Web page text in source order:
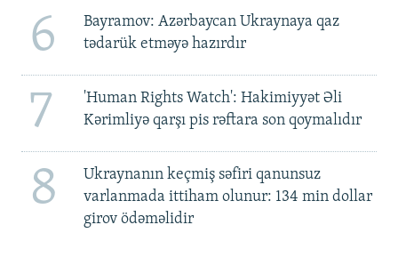
6
Bayramov: Azərbaycan Ukraynaya qaz
tədarük etməyə hazırdır
7
'Human Rights Watch': Hakimiyyət Əli
Kərimliyə qarşı pis rəftara son qoymalıdır
8
Ukraynanın keçmiş səfiri qanunsuz
varlanmada ittiham olunur: 134 min dollar
girov ödəməlidir